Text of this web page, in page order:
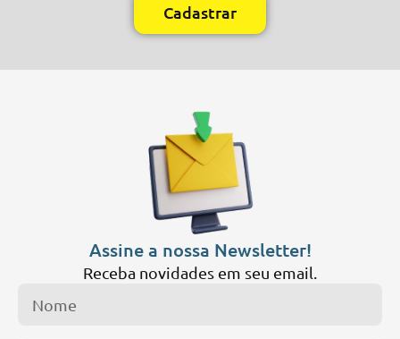
Cadastrar
Assine a nossa Newsletter!
Receba novidades em seu email.